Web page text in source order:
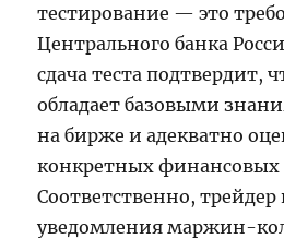
тестирование — это
Центрального банка
сдача теста подтвердит,
обладает базовыми
на бирже и адекватно
конкретных финансовых
Соответственно, трейдер
уведомления маржин-